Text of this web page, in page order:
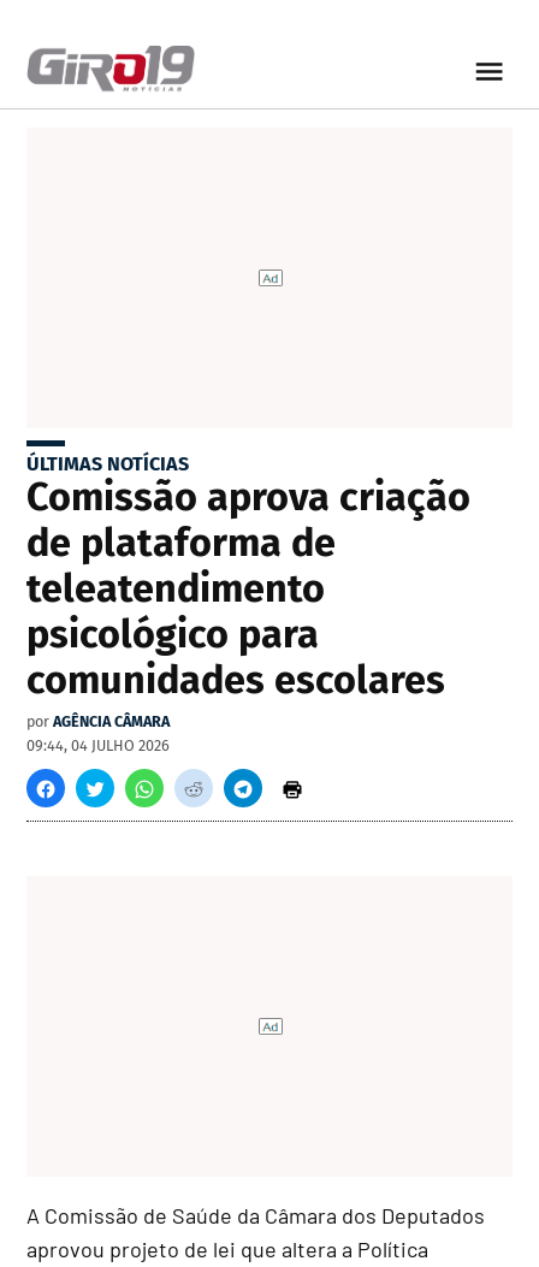
ÚLTIMAS NOTÍCIAS
Comissão aprova criação
de plataforma de
teleatendimento
psicológico para
comunidades escolares
por AGÊNCIA CÂMARA
09:44, 04 JULHO 2026
A Comissão de Saúde da Câmara dos Deputados
aprovou projeto de lei que altera a Política